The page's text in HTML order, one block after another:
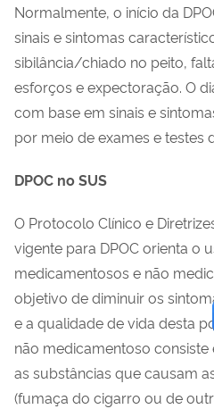
Normalmente, o início da
sinais e sintomas
sibilância/chiado no peito,
esforços e expectoração. O
com base em sinais e
por meio de exames e testes
DPOC no SUS
O Protocolo Clínico e
vigente para DPOC orienta o
medicamentosos e não
objetivo de diminuir os
e a qualidade de vida desta
não medicamentoso
as substâncias que causam
(fumaça do cigarro ou de